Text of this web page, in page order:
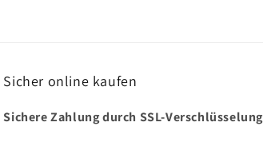
Sicher online kaufen
Sichere Zahlung durch SSL-Verschlüsselung